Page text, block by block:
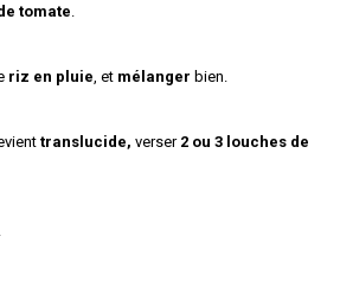
tomate
riz en pluie , et mélanger bien.
translucide, verser 2 ou 3 louches de